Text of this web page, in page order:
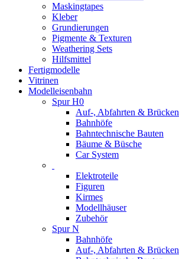
Maskingtapes
Kleber
Grundierungen
Pigmente & Texturen
Weathering Sets
Hilfsmittel
Fertigmodelle
Vitrinen
Modelleisenbahn
Spur H0
Auf-, Abfahrten & Brücken
Bahnhöfe
Bahntechnische Bauten
Bäume & Büsche
Car System
Elektroteile
Figuren
Kirmes
Modellhäuser
Zubehör
Spur N
Bahnhöfe
Auf-, Abfahrten & Brücken